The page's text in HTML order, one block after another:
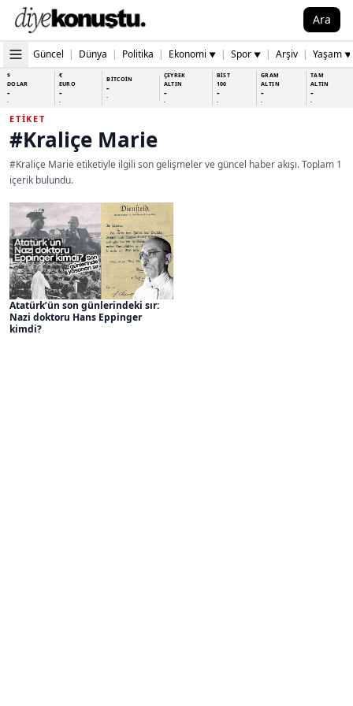
Ara
Güncel | Dünya | Politika | Ekonomi ▼ | Spor ▼ | Arşiv | Yaşam ▼
$
DOLAR
-
-
€
EURO
-
-
BİTCOİN
-
-
ÇEYREK
ALTIN
-
-
BİST
100
-
-
GRAM
ALTIN
-
-
TAM
ALTIN
-
-
ETIKET
#Kraliçe Marie
#Kraliçe Marie etiketiyle ilgili son gelişmeler ve güncel haber akışı. Toplam 1
içerik bulundu.
Atatürk’ün son günlerindeki sır:
Nazi doktoru Hans Eppinger
kimdi?